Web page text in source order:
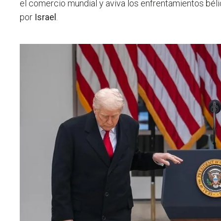
el comercio mundial y aviva los enfrentamientos
por Israel